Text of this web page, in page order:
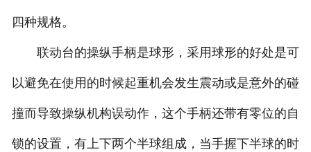
四种规格。
联动台的操纵手柄是球形，采用球形的好处是可
以避免在使用的时候起重机会发生震动或是意外的碰
撞而导致操纵机构误动作，这个手柄还带有零位的自
锁的设置，有上下两个半球组成，当手握下半球的时